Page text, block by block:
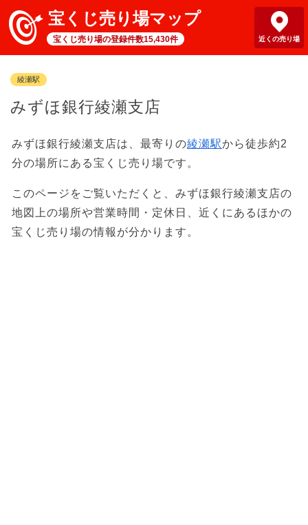
宝くじ売り場マップ
宝くじ売り場の登録件数15,430件 近くの売り場
綾瀬駅
みずほ銀行綾瀬支店
みずほ銀行綾瀬支店は、最寄りの綾瀬駅から徒歩約2
分の場所にある宝くじ売り場です。
このページをご覧いただくと、みずほ銀行綾瀬支店の
地図上の場所や営業時間・定休日、近くにあるほかの
宝くじ売り場の情報が分かります。